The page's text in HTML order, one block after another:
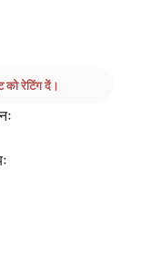
को रेटिंग दें।